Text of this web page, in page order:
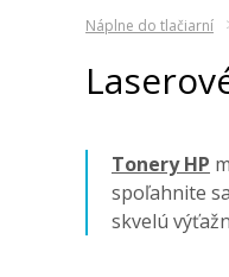
Náplne do tlačiarní
Tonery HP
spoľahnite
skvelú